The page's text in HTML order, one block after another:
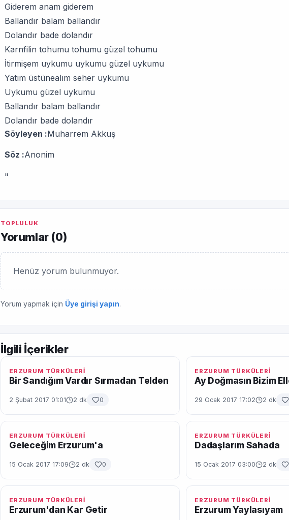
Giderem anam giderem
Ballandır balam ballandır
Dolandır bade dolandır
Karnfilin tohumu tohumu güzel tohumu
İtirmişem uykumu uykumu güzel uykumu
Yatım üstünealım seher uykumu
Uykumu güzel uykumu
Ballandır balam ballandır
Dolandır bade dolandır
Söyleyen :Muharrem Akkuş
Söz :Anonim
"
TOPLULUK
Yorumlar (0)
Henüz yorum bulunmuyor.
Yorum yapmak için Üye girişi yapın.
İlgili İçerikler
ERZURUM TÜRKÜLERİ
Bir Sandığım Vardır Sırmadan Telden
2 Şubat 2017 01:01 2 dk 0
ERZURUM TÜRKÜLERİ
Ay Doğmasın Bizim
29 Ocak 2017 17:02 2 dk
ERZURUM TÜRKÜLERİ
Geleceğim Erzurum'a
15 Ocak 2017 17:09 2 dk 0
ERZURUM TÜRKÜLERİ
Dadaşlarım Sahada
15 Ocak 2017 03:00 2 dk
ERZURUM TÜRKÜLERİ
Erzurum'dan Kar Getir
ERZURUM TÜRKÜLERİ
Erzurum Yaylasıyam